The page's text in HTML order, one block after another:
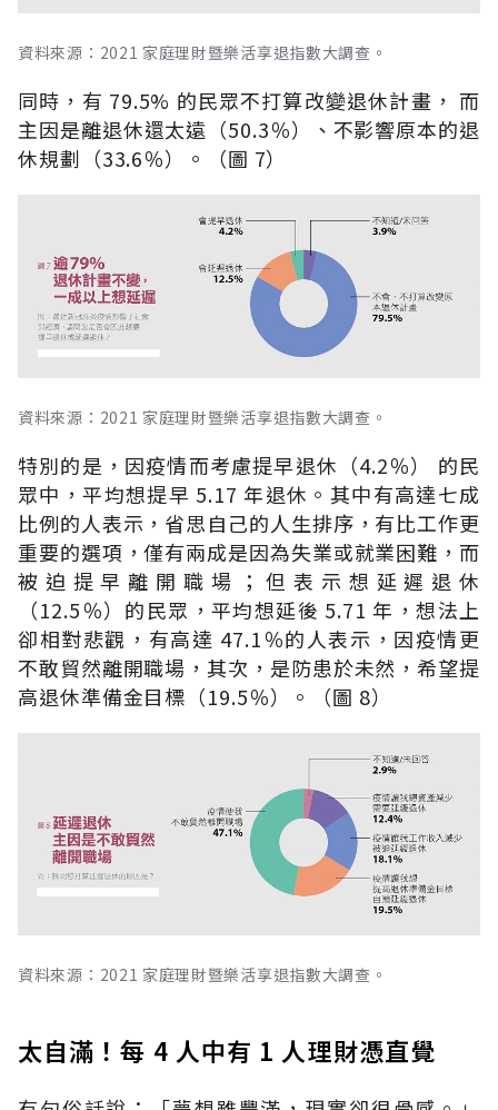
資料來源：2021 家庭理財暨樂活享退指數大調查。
同時，有 79.5% 的民眾不打算改變退休計畫， 而
主因是離退休還太遠（50.3％）、不影響原本的退
休規劃（33.6％）。（圖 7）
資料來源：2021 家庭理財暨樂活享退指數大調查。
特別的是，因疫情而考慮提早退休（4.2％） 的民
眾中，平均想提早 5.17 年退休。其中有高達七成
比例的人表示，省思自己的人生排序，有比工作更
重要的選項，僅有兩成是因為失業或就業困難，而
被迫提早離開職場；但表示想延遲退休
（12.5％）的民眾，平均想延後 5.71 年，想法上
卻相對悲觀，有高達 47.1％的人表示，因疫情更
不敢貿然離開職場，其次，是防患於未然，希望提
高退休準備金目標（19.5％）。（圖 8）
資料來源：2021 家庭理財暨樂活享退指數大調查。
太自滿！每 4 人中有 1 人理財憑直覺